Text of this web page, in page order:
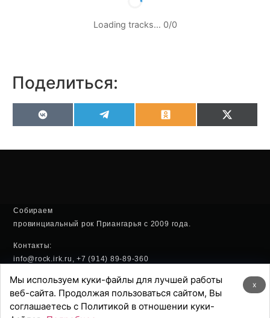
Loading tracks… 0/0
Поделиться:
VK OdnoklassnikiX
Собираем
провинциальный рок Приангарья с 2009 года.
Контакты:
info@rock.irk.ru, +7 (914) 89-89-360
Политика конфиденциальности
Хостинг:
x
Мы используем куки-файлы для лучшей работы
веб-сайта. Продолжая пользоваться сайтом, Вы
соглашаетесь с Политикой в отношении куки-